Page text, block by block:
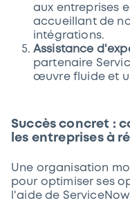
aux entreprises
accueillant de
intégrations.
Assistance
partenaire
œuvre fluide et
Succès concret :
les entreprises à
Une organisation
pour optimiser ses
l'aide de